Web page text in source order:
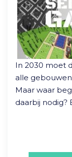
In 2030 moet
alle
Maar waar
daarbij nodig?